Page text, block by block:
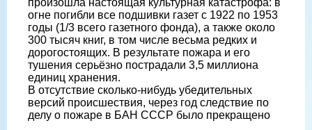
произошла настоящая культурная катастрофа: в
огне погибли все подшивки газет с 1922 по 1953
годы (1/3 всего газетного фонда), а также около
300 тысяч книг, в том числе весьма редких и
дорогостоящих. В результате пожара и его
тушения серьёзно пострадали 3,5 миллиона
единиц хранения.
В отсутствие сколько-нибудь убедительных
версий происшествия, через год следствие по
делу о пожаре в БАН СССР было прекращено